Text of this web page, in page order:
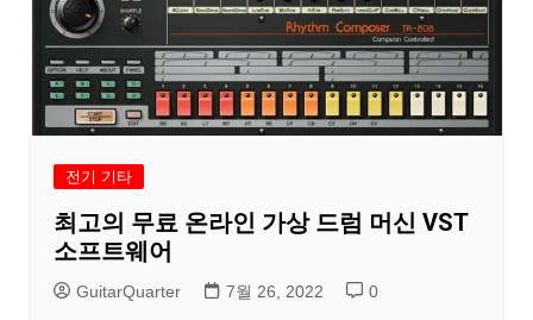
전기 기타
최고의 무료 온라인 가상 드럼 머신 VST
소프트웨어
GuitarQuarter 7월 26, 2022 0